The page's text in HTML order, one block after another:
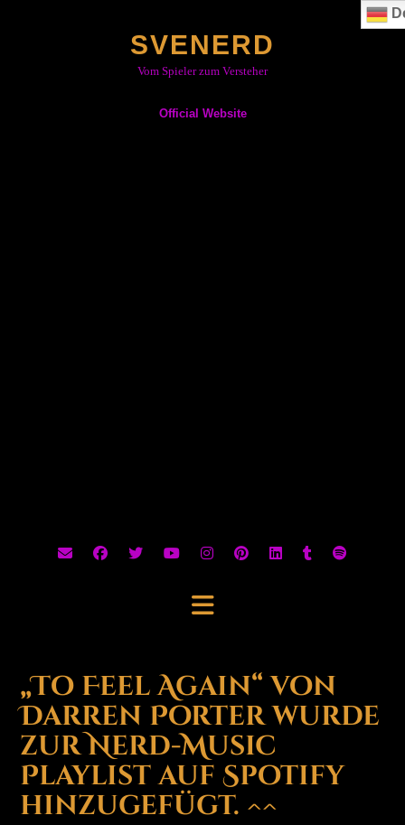
SVENERD
Vom Spieler zum Versteher
Official Website
„To Feel Again“ von
Darren Porter wurde
zur Nerd-Music
Playlist auf Spotify
hinzugefügt. ^^